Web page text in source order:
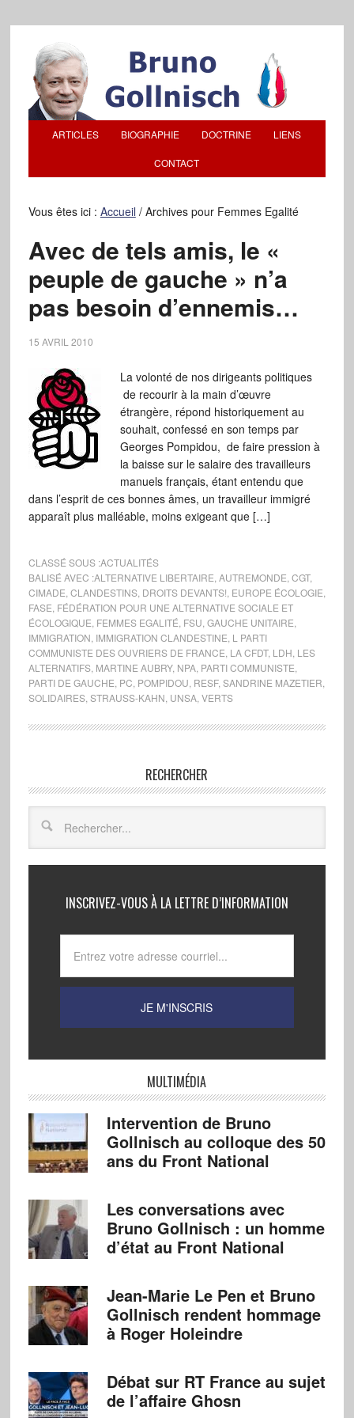
ARTICLES BIOGRAPHIE DOCTRINE LIENS
CONTACT
Vous êtes ici : Accueil /Archives pour Femmes Egalité
Avec de tels amis, le «
peuple de gauche » n’a
pas besoin d’ennemis…
15 AVRIL 2010
La volonté de nos dirigeants politiques
de recourir à la main d’œuvre
étrangère, répond historiquement au
souhait, confessé en son temps par
Georges Pompidou, de faire pression à
la baisse sur le salaire des travailleurs
manuels français, étant entendu que
dans l’esprit de ces bonnes âmes, un travailleur immigré
apparaît plus malléable, moins exigeant que […]
CLASSÉ SOUS :ACTUALITÉS
BALISÉ AVEC :ALTERNATIVE LIBERTAIRE AUTREMONDE CGT,
CIMADE CLANDESTINS, DROITS DEVANTS! EUROPE ÉCOLOGIE
FASE FÉDÉRATION POUR UNE ALTERNATIVE SOCIALE ET
ÉCOLOGIQUE FEMMES EGALITÉ FSU GAUCHE UNITAIRE
IMMIGRATION IMMIGRATION CLANDESTINE L PARTI
COMMUNISTE DES OUVRIERS DE FRANCE LA CFDT, LDH LES
ALTERNATIFS, MARTINE AUBRY, NPA, PARTI COMMUNISTE
PARTI DE GAUCHE PC POMPIDOU RESF, SANDRINE MAZETIER
SOLIDAIRES, STRAUSS-KAHN UNSA, VERTS
RECHERCHER
INSCRIVEZ-VOUS À LA LETTRE D’INFORMATION
MULTIMÉDIA
Intervention de Bruno
Gollnisch au colloque des 50
ans du Front National
Les conversations avec
Bruno Gollnisch : un homme
d’état au Front National
Jean-Marie Le Pen et Bruno
Gollnisch rendent hommage
à Roger Holeindre
Débat sur RT France au sujet
de l’affaire Ghosn